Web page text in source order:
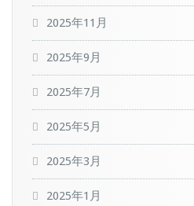
2025年11月
2025年9月
2025年7月
2025年5月
2025年3月
2025年1月